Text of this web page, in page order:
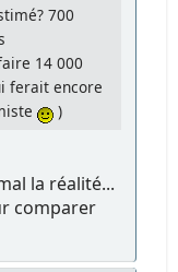
700
14 000
ferait encore
)
la réalité...
comparer